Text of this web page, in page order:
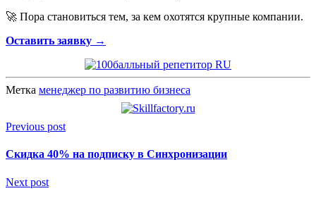
🚀 Пора становиться тем, за кем охотятся крупные компании.
Оставить заявку →
Метка менеджер по развитию бизнеса
Previous post
Скидка 40% на подписку в Синхронизации
Next post